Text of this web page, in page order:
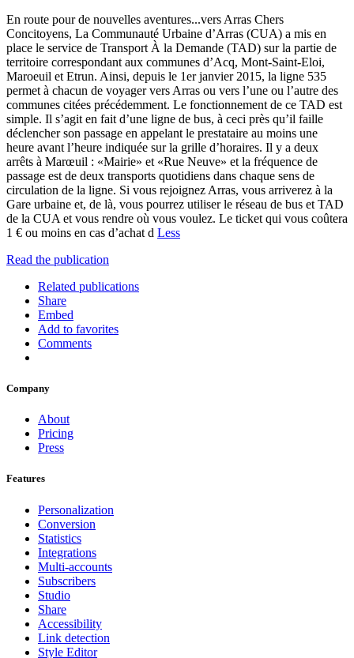
En route pour de nouvelles aventures...vers Arras Chers
Concitoyens, La Communauté Urbaine d’Arras (CUA) a mis en
place le service de Transport À la Demande (TAD) sur la partie de
territoire correspondant aux communes d’Acq, Mont-Saint-Eloi,
Maroeuil et Etrun. Ainsi, depuis le 1er janvier 2015, la ligne 535
permet à chacun de voyager vers Arras ou vers l’une ou l’autre des
communes citées précédemment. Le fonctionnement de ce TAD est
simple. Il s’agit en fait d’une ligne de bus, à ceci près qu’il faille
déclencher son passage en appelant le prestataire au moins une
heure avant l’heure indiquée sur la grille d’horaires. Il y a deux
arrêts à Marœuil : «Mairie» et «Rue Neuve» et la fréquence de
passage est de deux transports quotidiens dans chaque sens de
circulation de la ligne. Si vous rejoignez Arras, vous arriverez à la
Gare urbaine et, de là, vous pourrez utiliser le réseau de bus et TAD
de la CUA et vous rendre où vous voulez. Le ticket qui vous coûtera
1 € ou moins en cas d’achat d Less
Read the publication
Related publications
Share
Embed
Add to favorites
Comments
Company
About
Pricing
Press
Features
Personalization
Conversion
Statistics
Integrations
Multi-accounts
Subscribers
Studio
Share
Accessibility
Link detection
Style Editor